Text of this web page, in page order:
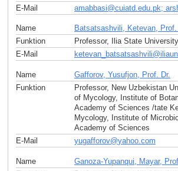
E-Mail
amabbasi@cuiatd.edu.pk;
Name
Batsatsashvili, Ketevan, Prof.
Funktion
Professor, Ilia State University
E-Mail
ketevan_batsatsashvili@
Name
Gafforov, Yusufjon, Prof. Dr.
Funktion
Professor, New Uzbekistan
of Mycology, Institute of
Academy of Sciences /tate
Mycology, Institute of
Academy of Sciences
E-Mail
yugafforov@yahoo.com
Name
Ganoza-Yupanqui, Mayar,